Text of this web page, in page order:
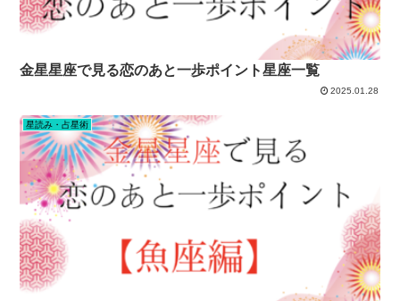
金星星座で見る恋のあと一歩ポイント星座一覧
2025.01.28
星読み・占星術